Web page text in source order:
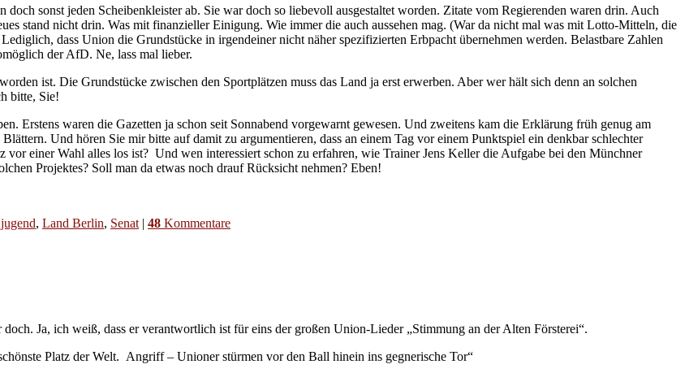
sonst jeden Scheibenkleister ab. Sie war doch so liebevoll ausgestaltet worden. Zitate vom Regierenden waren drin. Auch
stand nicht drin. Was mit finanzieller Einigung. Wie immer die auch aussehen mag. (War da nicht mal was mit Lotto-Mitteln, die
dass Union die Grundstücke in irgendeiner nicht näher spezifizierten Erbpacht übernehmen werden. Belastbare Zahlen
der AfD. Ne, lass mal lieber.
ist. Die Grundstücke zwischen den Sportplätzen muss das Land ja erst erwerben. Aber wer hält sich denn an solchen
bitte, Sie!
Erstens waren die Gazetten ja schon seit Sonnabend vorgewarnt gewesen. Und zweitens kam die Erklärung früh genug am
Und hören Sie mir bitte auf damit zu argumentieren, dass an einem Tag vor einem Punktspiel ein denkbar schlechter
vor einer Wahl alles los ist? Und wen interessiert schon zu erfahren, wie Trainer Jens Keller die Aufgabe bei den Münchner
Projektes? Soll man da etwas noch drauf Rücksicht nehmen? Eben!
jugend, Land Berlin, Senat | 48 Kommentare
Ja, ich weiß, dass er verantwortlich ist für eins der großen Union-Lieder „Stimmung an der Alten Försterei“.
Platz der Welt. Angriff – Unioner stürmen vor den Ball hinein ins gegnerische Tor“